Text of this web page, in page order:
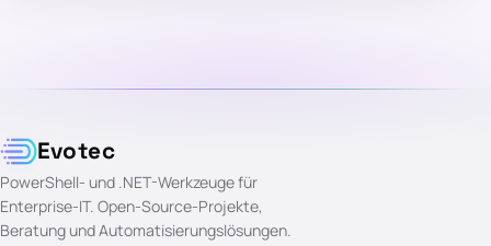
Evotec
PowerShell- und .NET-Werkzeuge für
Enterprise-IT. Open-Source-Projekte,
Beratung und Automatisierungslösungen.